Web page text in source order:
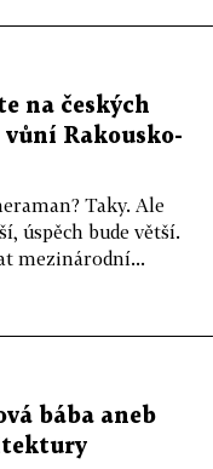
na českých
Rakousko-
Taky. Ale
úspěch bude větší.
mezinárodní...
bába aneb